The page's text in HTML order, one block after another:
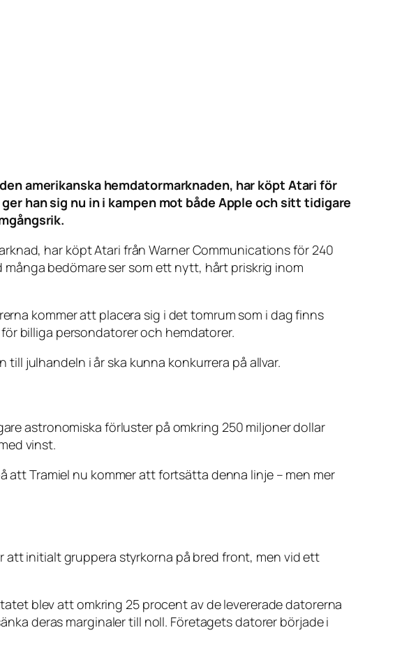
amerikanska hemdatormarknaden, har köpt Atari för
han sig nu in i kampen mot både Apple och sitt tidigare
har köpt Atari från Warner Communications för 240
bedömare ser som ett nytt, hårt priskrig inom
kommer att placera sig i det tomrum som i dag finns
billiga persondatorer och hemdatorer.
julhandeln i år ska kunna konkurrera på allvar.
astronomiska förluster på omkring 250 miljoner dollar
vinst.
Tramiel nu kommer att fortsätta denna linje – men mer
att initialt gruppera styrkorna på bred front, men vid ett
blev att omkring 25 procent av de levererade datorerna
deras marginaler till noll. Företagets datorer började i